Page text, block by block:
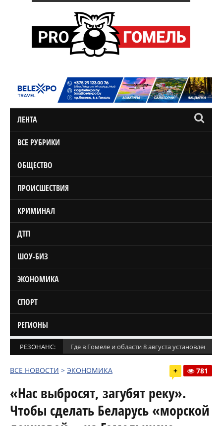
ЛЕНТА
ВСЕ РУБРИКИ
ОБЩЕСТВО
ПРОИСШЕСТВИЯ
КРИМИНАЛ
ДТП
ШОУ-БИЗ
ЭКОНОМИКА
СПОРТ
РЕГИОНЫ
РЕЗОНАНС: Где в Гомеле и области 8 августа установлены
ВСЕ НОВОСТИ > ЭКОНОМИКА + 781
«Нас выбросят, загубят реку».
Чтобы сделать Беларусь «морской